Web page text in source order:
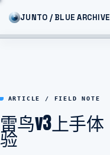
JUNTO / BLUE ARCHIVE
ARTICLE / FIELD NOTE
雷鸟v3上手体
验